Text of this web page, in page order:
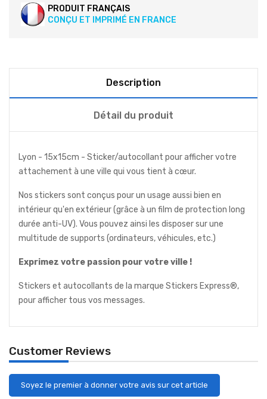
PRODUIT FRANÇAIS
CONÇU ET IMPRIMÉ EN FRANCE
Description
Détail du produit
Lyon - 15x15cm - Sticker/autocollant pour afficher votre
attachement à une ville qui vous tient à cœur.
Nos stickers sont conçus pour un usage aussi bien en
intérieur qu'en extérieur (grâce à un film de protection long
durée anti-UV). Vous pouvez ainsi les disposer sur une
multitude de supports (ordinateurs, véhicules, etc.)
Exprimez votre passion pour votre ville !
Stickers et autocollants de la marque Stickers Express®,
pour afficher tous vos messages.
Customer Reviews
Soyez le premier à donner votre avis sur cet article